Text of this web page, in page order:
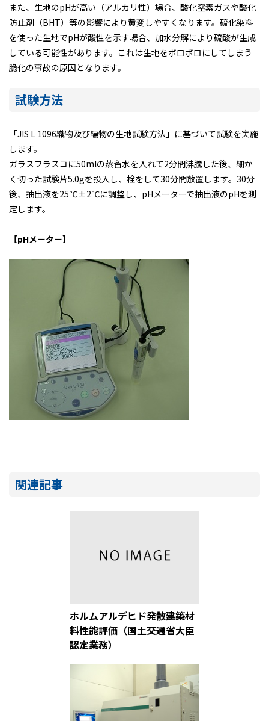
また、生地のpHが高い（アルカリ性）場合、酸化窒素ガスや酸化
防止剤（BHT）等の影響により黄変しやすくなります。硫化染料
を使った生地でpHが酸性を示す場合、加水分解により硫酸が生成
している可能性があります。これは生地をボロボロにしてしまう
脆化の事故の原因となります。
試験方法
「JIS L 1096織物及び編物の生地試験方法」に基づいて試験を実施
します。
ガラスフラスコに50mlの蒸留水を入れて2分間沸騰した後、細か
く切った試験片5.0gを投入し、栓をして30分間放置します。30分
後、抽出液を25℃±2℃に調整し、pHメーターで抽出液のpHを測
定します。
【pHメーター】
関連記事
ホルムアルデヒド発散建築材
料性能評価（国土交通省大臣
認定業務）